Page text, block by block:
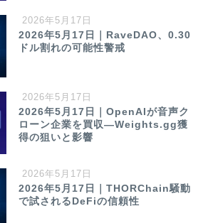
2026年5月17日
2026年5月17日｜RaveDAO、0.30
ドル割れの可能性警戒
2026年5月17日
2026年5月17日｜OpenAIが音声ク
ローン企業を買収—Weights.gg獲
得の狙いと影響
2026年5月17日
2026年5月17日｜THORChain騒動
で試されるDeFiの信頼性